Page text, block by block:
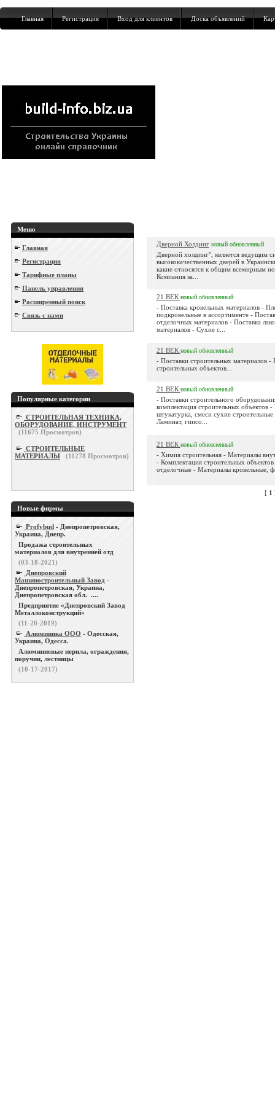
Главная Регистрация Вход для клиентов Доска объявлений
Меню
Главная
Регистрация
Тарифные планы
Панель управления
Расширенный поиск
Связь с нами
Популярные категории
СТРОИТЕЛЬНАЯ ТЕХНИКА,
ОБОРУДОВАНИЕ, ИНСТРУМЕНТ
(11675 Просмотров)
СТРОИТЕЛЬНЫЕ
МАТЕРИАЛЫ
(11278 Просмотров)
Новые фирмы
Profybud - Днепропетровская,
Украина, Днепр.
Продажа строительных
материалов для внутренней отд
(03-18-2021)
Днепровский
Машиностроительный Завод -
Днепропетровская, Украина,
Днепропетровская обл. ....
Предприятие «Днепровский Завод
Металлоконструкций»
(11-20-2019)
Алюминика ООО - Одесская,
Украина, Одесса.
Алюминиевые перила, ограждения,
поручни, лестницы
(10-17-2017)
Дверной Холдинг новый обновленный
Дверной холдинг", является ведущим
высококачественных дверей в
какие относятся к общим всемирным
Компания за...
21 ВЕК новый обновленный
- Поставка кровельных материалов -
подкровельные в ассортименте -
отделочных материалов - Поставка
материалов - Сухие с...
21 ВЕК новый обновленный
- Поставки строительных материалов -
строительных объектов...
21 ВЕК новый обновленный
- Поставки строительного
комплектация строительных объектов
штукатурка, смеси сухие
Ламинат, гипсо...
21 ВЕК новый обновленный
- Химия строительная - Материалы
- Комплектация строительных
отделочные - Материалы кровельные,
[ 1